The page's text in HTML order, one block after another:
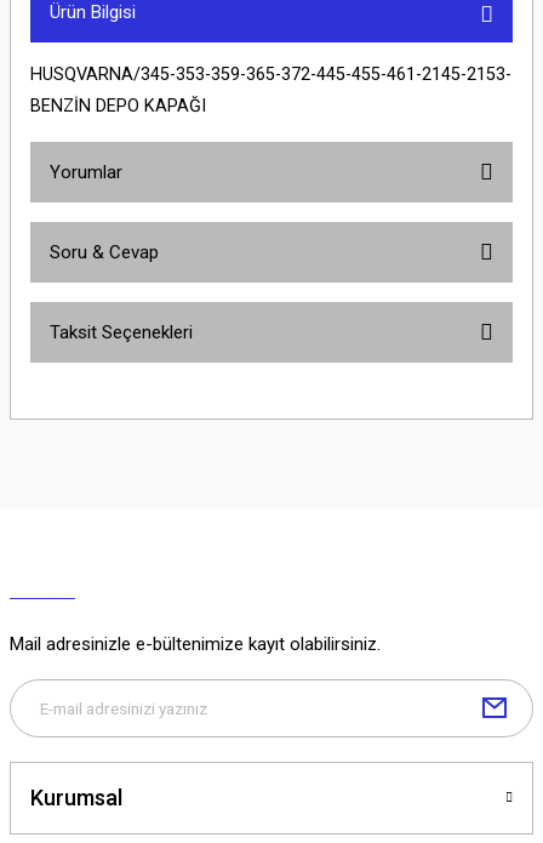
Ürün Bilgisi
HUSQVARNA/345-353-359-365-372-445-455-461-2145-2153-
BENZİN DEPO KAPAĞI
Yorumlar
Soru & Cevap
Soru Sor
Taksit Seçenekleri
Mail adresinizle e-bültenimize kayıt olabilirsiniz.
Kurumsal